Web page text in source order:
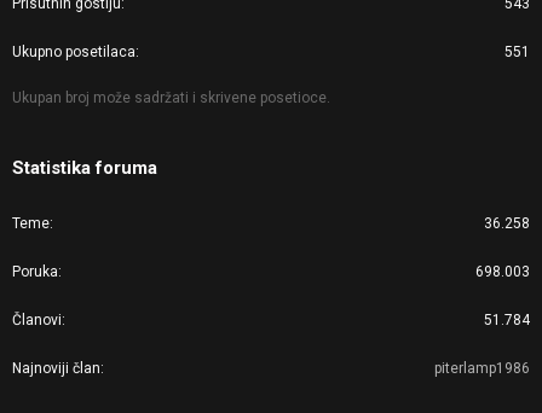
Prisutnih gostiju 543
Ukupno posetilaca 551
Ukupan broj može sadržati i skrivene posetioce.
Statistika foruma
Teme 36.258
Poruka 698.003
Članovi 51.784
Najnoviji član piterlamp1986